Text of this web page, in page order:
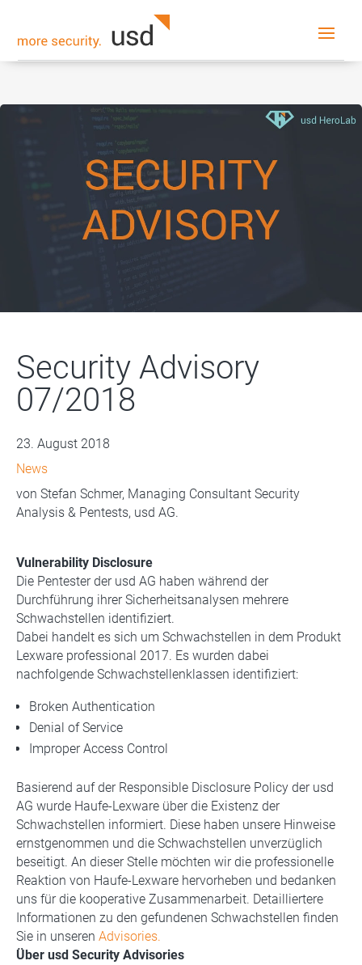
Security Advisory
07/2018
23. August 2018
News
von Stefan Schmer, Managing Consultant Security
Analysis & Pentests, usd AG.
Vulnerability Disclosure
Die Pentester der usd AG haben während der
Durchführung ihrer Sicherheitsanalysen mehrere
Schwachstellen identifiziert.
Dabei handelt es sich um Schwachstellen in dem Produkt
Lexware professional 2017. Es wurden dabei
nachfolgende Schwachstellenklassen identifiziert:
Broken Authentication
Denial of Service
Improper Access Control
Basierend auf der Responsible Disclosure Policy der usd
AG wurde Haufe-Lexware über die Existenz der
Schwachstellen informiert. Diese haben unsere Hinweise
ernstgenommen und die Schwachstellen unverzüglich
beseitigt. An dieser Stelle möchten wir die professionelle
Reaktion von Haufe-Lexware hervorheben und bedanken
uns für die kooperative Zusammenarbeit. Detailliertere
Informationen zu den gefundenen Schwachstellen finden
Sie in unseren Advisories.
Über usd Security Advisories